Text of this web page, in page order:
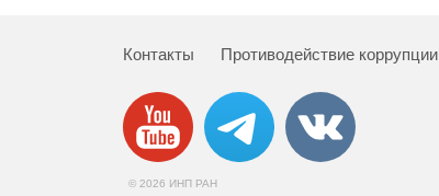
Контакты Противодействие коррупции
© 2026 ИНП РАН